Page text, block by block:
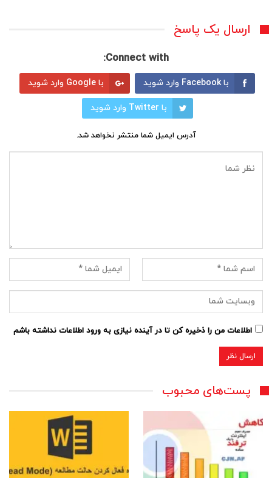
ارسال یک پاسخ
Connect with:
با Facebook وارد شوید با Google وارد شوید
با Twitter وارد شوید
آدرس ایمیل شما منتشر نخواهد شد.
اطلاعات من را ذخیره کن تا در آینده نیازی به ورود اطلاعات نداشته باشم
پست‌های محبوب